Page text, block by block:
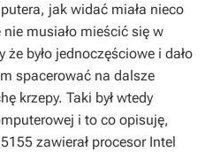
jak widać miała nieco
musiało mieścić się w
było jednoczęściowe i dało
spacerować na dalsze
krzepy. Taki był wtedy
i to co opisuję,
zawierał procesor Intel